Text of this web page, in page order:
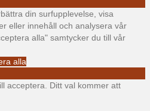
din surfupplevelse, visa
eller innehåll och analysera vår
alla" samtycker du till vår
alla
acceptera. Ditt val kommer att